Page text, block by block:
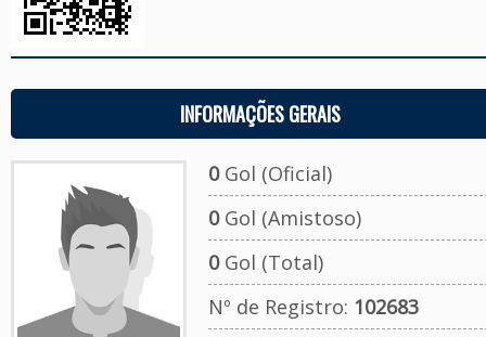
INFORMAÇÕES GERAIS
0Gol (Oficial)
0Gol (Amistoso)
0Gol (Total)
Nº de Registro: 102683